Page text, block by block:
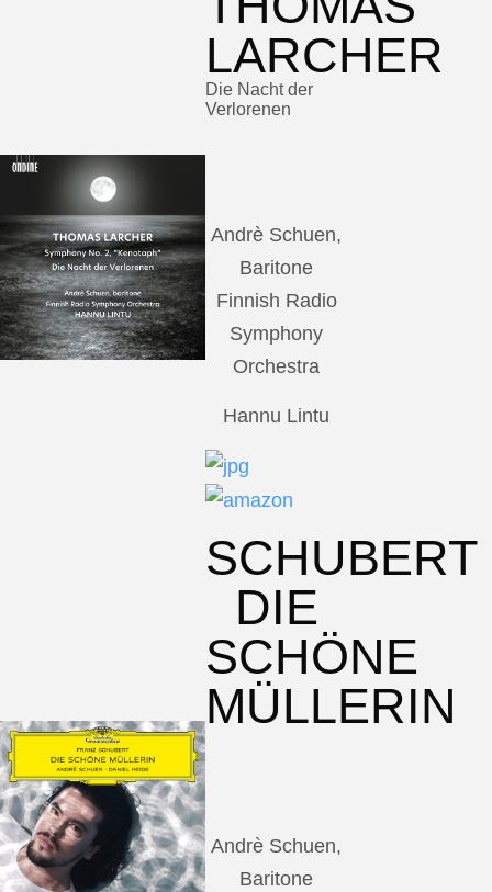
LARCHER
Die Nacht der
Verlorenen
Andrè Schuen,
Baritone
Finnish Radio
Symphony
Orchestra
Hannu Lintu
SCHUBERT
DIE
SCHÖNE
MÜLLERIN
Andrè Schuen,
Baritone